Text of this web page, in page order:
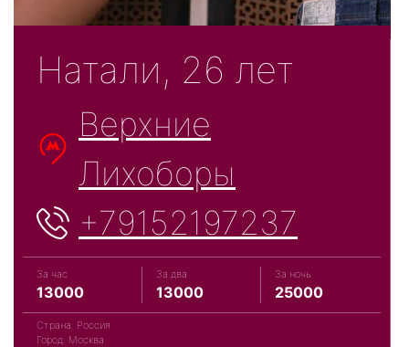
Натали, 26 лет
Верхние
Лихоборы
+79152197237
За час
13000
За два
13000
За ночь
25000
Страна: Россия
Город: Москва